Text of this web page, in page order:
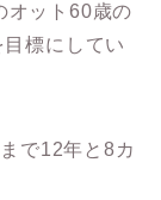
オット60歳の
標にしてい
で12年と8カ